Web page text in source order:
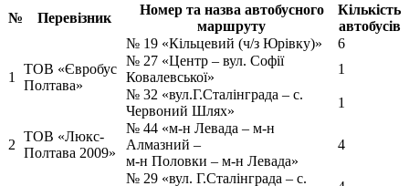
№ Перевізник
Номер та назва автобусного
маршруту
Кількість
автобусів
1
ТОВ «Євробус
Полтава»
№ 19 «Кільцевий (ч/з Юрівку)»
6
№ 27 «Центр – вул. Софії
Ковалевської»
1
№ 32 «вул.Г.Сталінграда – с.
Червоний Шлях»
1
2
ТОВ «Люкс-
Полтава 2009»
№ 44 «м-н Левада – м-н
Алмазний –
м-н Половки – м-н Левада»
4
№ 29 «вул. Г.Сталінграда – с.